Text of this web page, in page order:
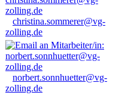
christina.sommerer@vg-
zolling.de
norbert.sonnhuetter@vg-
zolling.de